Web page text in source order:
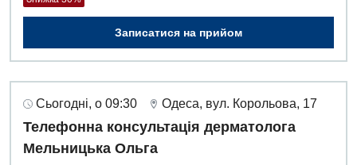
Записатися на прийом
Сьогодні, о 09:30 Одеса, вул. Корольова, 17
Телефонна консультація дерматолога
Мельницька Ольга